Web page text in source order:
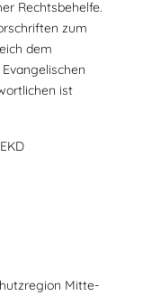
Rechtsbehelfe.
zum
dem
ist
Mitte-